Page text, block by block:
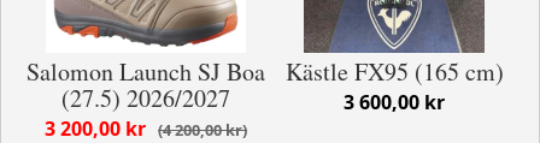
Salomon Launch SJ Boa
(27.5) 2026/2027
4 200,00 kr
3 200,00 kr
Kästle FX95 (165 cm)
3 600,00 kr